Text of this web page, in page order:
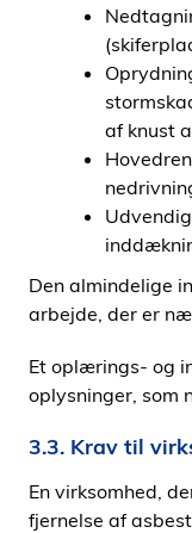
af knust
Den almindelige
arbejde, der er
Et oplærings- og
oplysninger, som
3.3. Krav til
En virksomhed,
fjernelse af